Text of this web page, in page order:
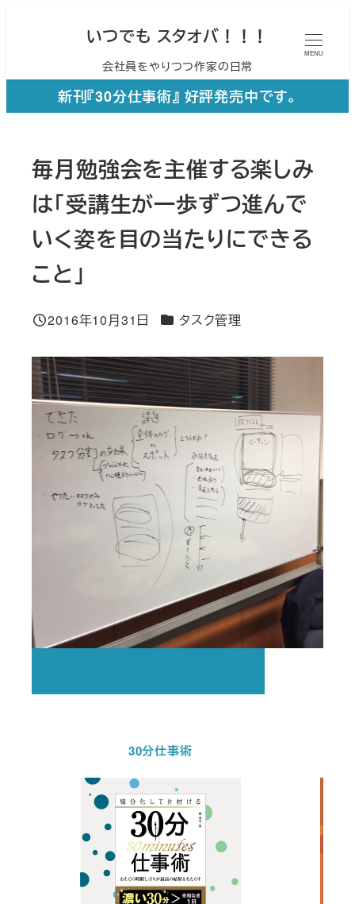
ン
いつでも スタオバ！！！
会社員をやりつつ作家の日常
MENU
新刊『30分仕事術』 好評発売中です。
毎月勉強会を主催する楽しみ
は「受講生が一歩ずつ進んで
いく姿を目の当たりにできる
こと」
投稿日
2016年10月31日 カテゴリー
タスク管理
30分仕事術